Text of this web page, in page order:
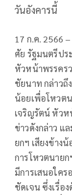
วันอังคารนี้
17 ก.ค. 2566
ศัย รัฐมนตรีปร
หัวหน้าพรรคร
ชัยนาท กล่าวถึ
น้อยเพื่อโหวต
เจริญรัตน์ หัวห
ข่าวดังกล่าว แ
ยกฯ เสียงข้าง
การโหวตนาย
มีการเสนอใคร
ชัดเจน ซึ่งเรื่อ